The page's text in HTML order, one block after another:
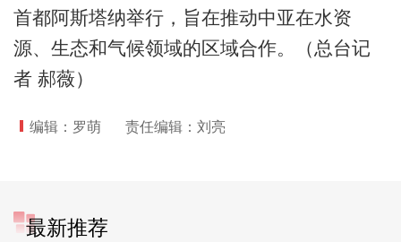
首都阿斯塔纳举行，旨在推动中亚在水资
源、生态和气候领域的区域合作。（总台记
者 郝薇）
编辑：罗萌 责任编辑：刘亮
最新推荐